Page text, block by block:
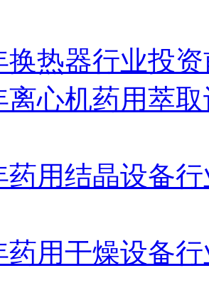
换热器行业投
离心机药用萃
药用结晶设备
药用干燥设备